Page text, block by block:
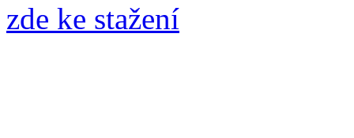
zde ke stažení